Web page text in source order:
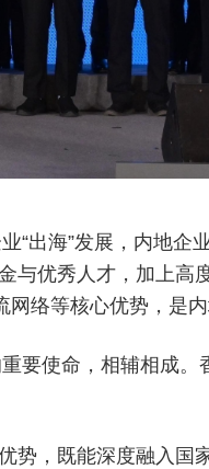
出海”发展，内地企
与优秀人才，加上高
络等核心优势，是内
要使命，相辅相成。
势，既能深度融入